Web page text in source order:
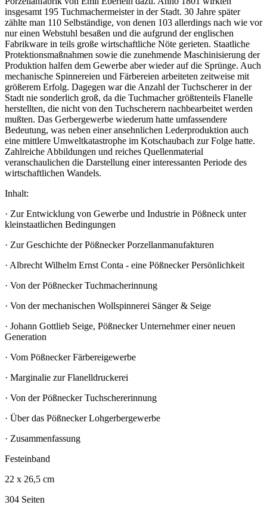
insgesamt 195 Tuchmachermeister in der Stadt. 30 Jahre später
zählte man 110 Selbständige, von denen 103 allerdings nach wie vor
nur einen Webstuhl besaßen und die aufgrund der englischen
Fabrikware in teils große wirtschaftliche Nöte gerieten. Staatliche
Protektionsmaßnahmen sowie die zunehmende Maschinisierung der
Produktion halfen dem Gewerbe aber wieder auf die Sprünge. Auch
mechanische Spinnereien und Färbereien arbeiteten zeitweise mit
größerem Erfolg. Dagegen war die Anzahl der Tuchscherer in der
Stadt nie sonderlich groß, da die Tuchmacher größtenteils Flanelle
herstellten, die nicht von den Tuchscherern nachbearbeitet werden
mußten. Das Gerbergewerbe wiederum hatte umfassendere
Bedeutung, was neben einer ansehnlichen Lederproduktion auch
eine mittlere Umweltkatastrophe im Kotschaubach zur Folge hatte.
Zahlreiche Abbildungen und reiches Quellenmaterial
veranschaulichen die Darstellung einer interessanten Periode des
wirtschaftlichen Wandels.
Inhalt:
· Zur Entwicklung von Gewerbe und Industrie in Pößneck unter
kleinstaatlichen Bedingungen
· Zur Geschichte der Pößnecker Porzellanmanufakturen
· Albrecht Wilhelm Ernst Conta - eine Pößnecker Persönlichkeit
· Von der Pößnecker Tuchmacherinnung
· Von der mechanischen Wollspinnerei Sänger & Seige
· Johann Gottlieb Seige, Pößnecker Unternehmer einer neuen
Generation
· Vom Pößnecker Färbereigewerbe
· Marginalie zur Flanelldruckerei
· Von der Pößnecker Tuchschererinnung
· Über das Pößnecker Lohgerbergewerbe
· Zusammenfassung
Festeinband
22 x 26,5 cm
304 Seiten